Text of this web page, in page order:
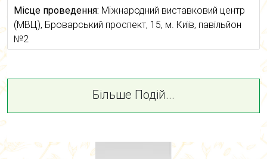
Місце проведення: Міжнародний виставковий центр
(МВЦ), Броварський проспект, 15, м. Київ, павільйон
№2
Більше Подій...